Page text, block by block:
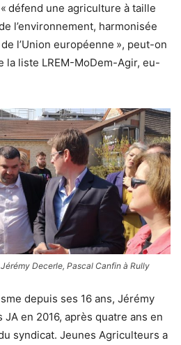
défend une agriculture à taille
l’environnement, harmonisée
l’Union européenne », peut-on
liste LREM-MoDem-Agir, eu-
Decerle, Pascal Canfin à Rully
depuis ses 16 ans, Jérémy
en 2016, après quatre ans en
syndicat. Jeunes Agriculteurs a